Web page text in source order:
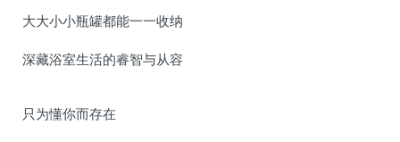
大大小小瓶罐都能一一收纳
深藏浴室生活的睿智与从容
只为懂你而存在